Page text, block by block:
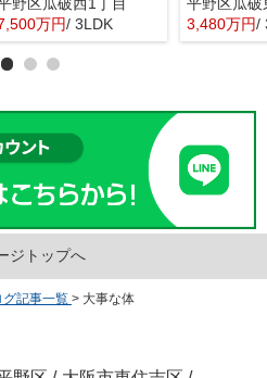
万円/ 3LDK
3,480万円/
ジトップへ
グ記事一覧 > 大事な体